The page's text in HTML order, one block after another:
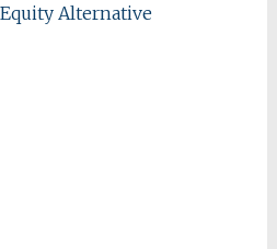
Alternative